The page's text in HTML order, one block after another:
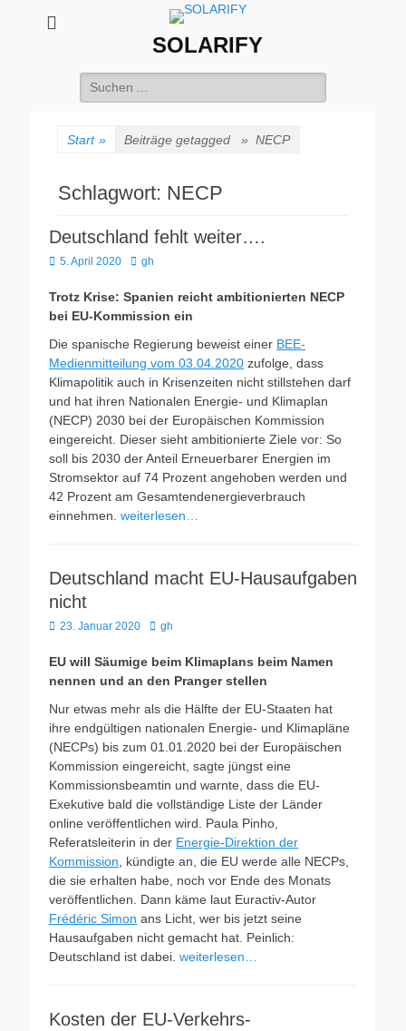
SOLARIFY
Suchen
nach:
Start » Beiträge getagged » NECP
Schlagwort: NECP
Deutschland fehlt weiter….
Veröffentlicht
5. April 2020 Autor
gh
Trotz Krise: Spanien reicht ambitionierten NECP
bei EU-Kommission ein
Die spanische Regierung beweist einer BEE-
Medienmitteilung vom 03.04.2020 zufolge, dass
Klimapolitik auch in Krisenzeiten nicht stillstehen darf
und hat ihren Nationalen Energie- und Klimaplan
(NECP) 2030 bei der Europäischen Kommission
eingereicht. Dieser sieht ambitionierte Ziele vor: So
soll bis 2030 der Anteil Erneuerbarer Energien im
Stromsektor auf 74 Prozent angehoben werden und
42 Prozent am Gesamtendenergieverbrauch
einnehmen. weiterlesen…
Deutschland macht EU-Hausaufgaben
nicht
Veröffentlicht
23. Januar 2020 Autor
gh
EU will Säumige beim Klimaplans beim Namen
nennen und an den Pranger stellen
Nur etwas mehr als die Hälfte der EU-Staaten hat
ihre endgültigen nationalen Energie- und Klimapläne
(NECPs) bis zum 01.01.2020 bei der Europäischen
Kommission eingereicht, sagte jüngst eine
Kommissionsbeamtin und warnte, dass die EU-
Exekutive bald die vollständige Liste der Länder
online veröffentlichen wird. Paula Pinho,
Referatsleiterin in der Energie-Direktion der
Kommission , kündigte an, die EU werde alle NECPs,
die sie erhalten habe, noch vor Ende des Monats
veröffentlichen. Dann käme laut Euractiv-Autor
Frédéric Simon ans Licht, wer bis jetzt seine
Hausaufgaben nicht gemacht hat. Peinlich:
Deutschland ist dabei. weiterlesen…
Kosten der EU-Verkehrs-